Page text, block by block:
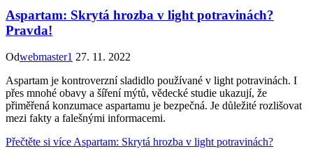
Aspartam: Skrytá hrozba v light potravinách?
Pravda!
Odwebmaster1 27. 11. 2022
Aspartam je kontroverzní sladidlo používané v light potravinách. I
přes mnohé obavy a šíření mýtů, vědecké studie ukazují, že
přiměřená konzumace aspartamu je bezpečná. Je důležité rozlišovat
mezi fakty a falešnými informacemi.
Přečtěte si více Aspartam: Skrytá hrozba v light potravinách?